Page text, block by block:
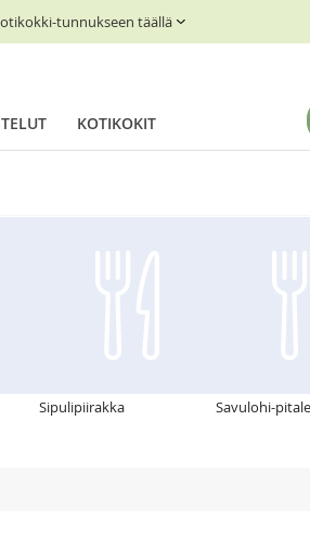
tunnukseen täällä
KOTIKOKIT
Sipulipiirakka Savulohi-